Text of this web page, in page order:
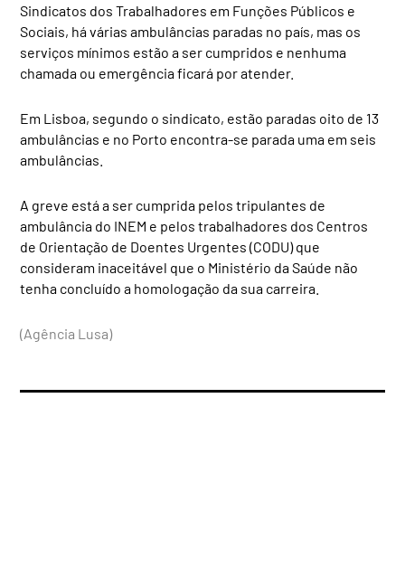
Sindicatos dos Trabalhadores em Funções Públicos e
Sociais, há várias ambulâncias paradas no país, mas os
serviços mínimos estão a ser cumpridos e nenhuma
chamada ou emergência ficará por atender.
Em Lisboa, segundo o sindicato, estão paradas oito de 13
ambulâncias e no Porto encontra-se parada uma em seis
ambulâncias.
A greve está a ser cumprida pelos tripulantes de
ambulância do INEM e pelos trabalhadores dos Centros
de Orientação de Doentes Urgentes (CODU) que
consideram inaceitável que o Ministério da Saúde não
tenha concluído a homologação da sua carreira.
(Agência Lusa)